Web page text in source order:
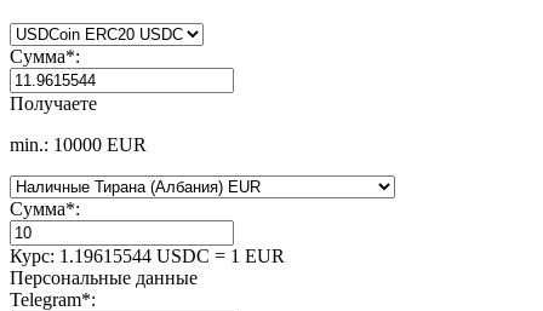
Сумма*:
Получаете
min.: 10000 EUR
Сумма*:
Курс: 1.19615544 USDC = 1 EUR
Персональные данные
Telegram*: